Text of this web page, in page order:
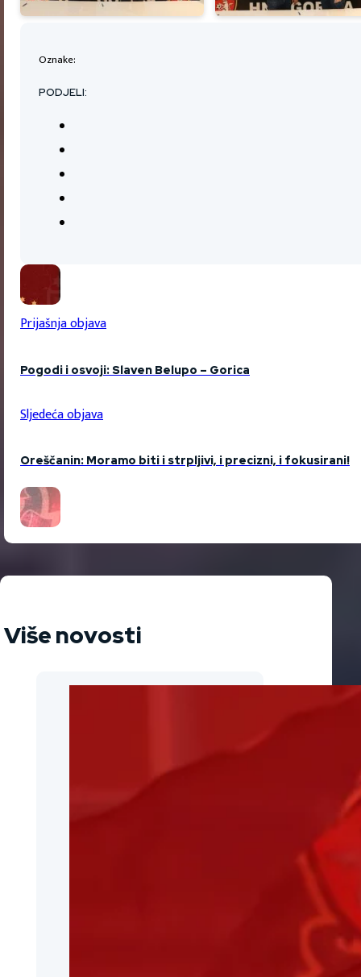
Oznake:
PODJELI:
Prijašnja objava
Pogodi i osvoji: Slaven Belupo – Gorica
Sljedeća objava
Oreščanin: Moramo biti i strpljivi, i precizni, i fokusirani!
Više novosti